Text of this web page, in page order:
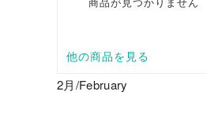
2月/February